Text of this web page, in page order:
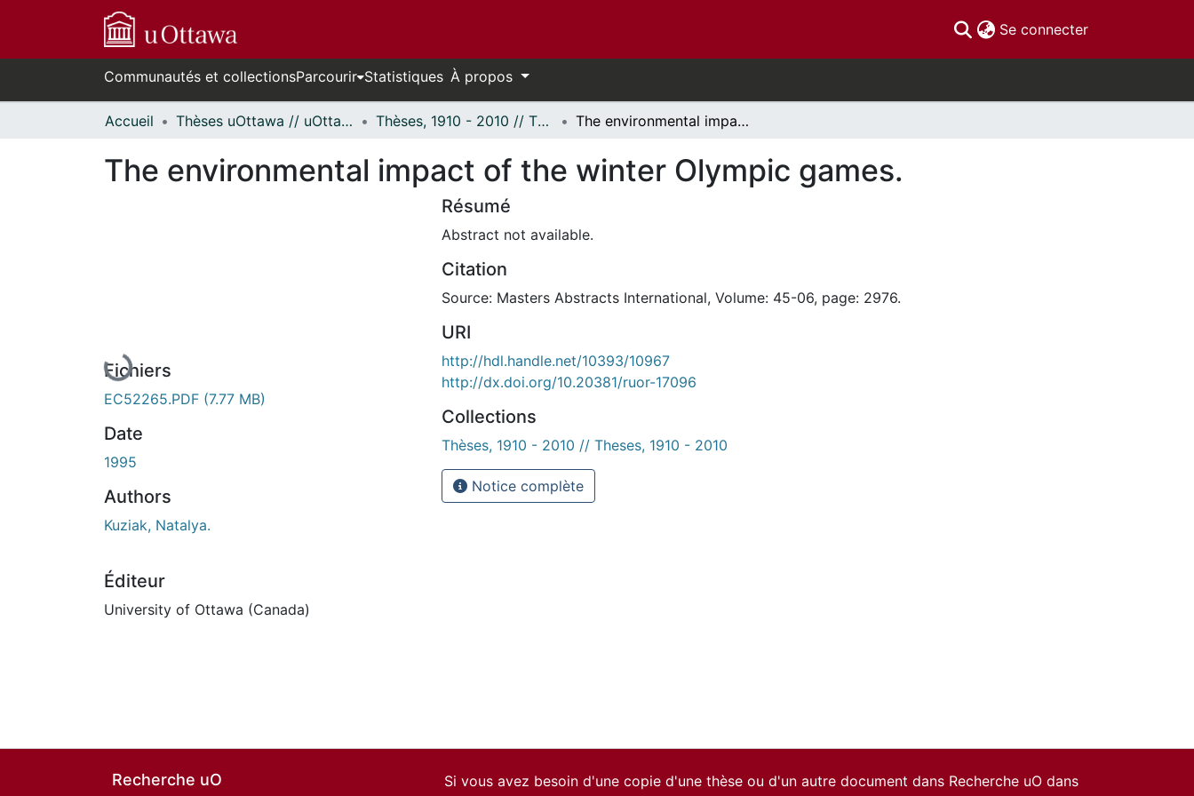
Se connecter(current)
Communautés et collectionsParcourir Statistiques À propos
Accueil Thèses uOttawa // uOttawa Theses Thèses, 1910 - 2010 // Theses, 1910 - 2010 The environmental impact of the winter Olympic games.
The environmental impact of the winter Olympic games.
En cours de chargement...
Fichiers
EC52265.PDF (7.77 MB)
Date
1995
Authors
Kuziak, Natalya.
Éditeur
University of Ottawa (Canada)
Résumé
Abstract not available.
Citation
Source: Masters Abstracts International, Volume: 45-06, page: 2976.
URI
http://hdl.handle.net/10393/10967
http://dx.doi.org/10.20381/ruor-17096
Collections
Thèses, 1910 - 2010 // Theses, 1910 - 2010
Notice complète
Recherche uO
Si vous avez besoin d'une copie d'une thèse ou d'un autre document dans Recherche uO dans